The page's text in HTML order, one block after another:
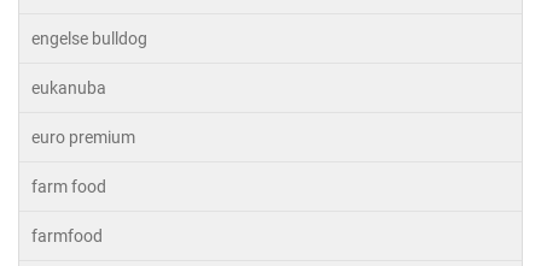
engelse bulldog
eukanuba
euro premium
farm food
farmfood